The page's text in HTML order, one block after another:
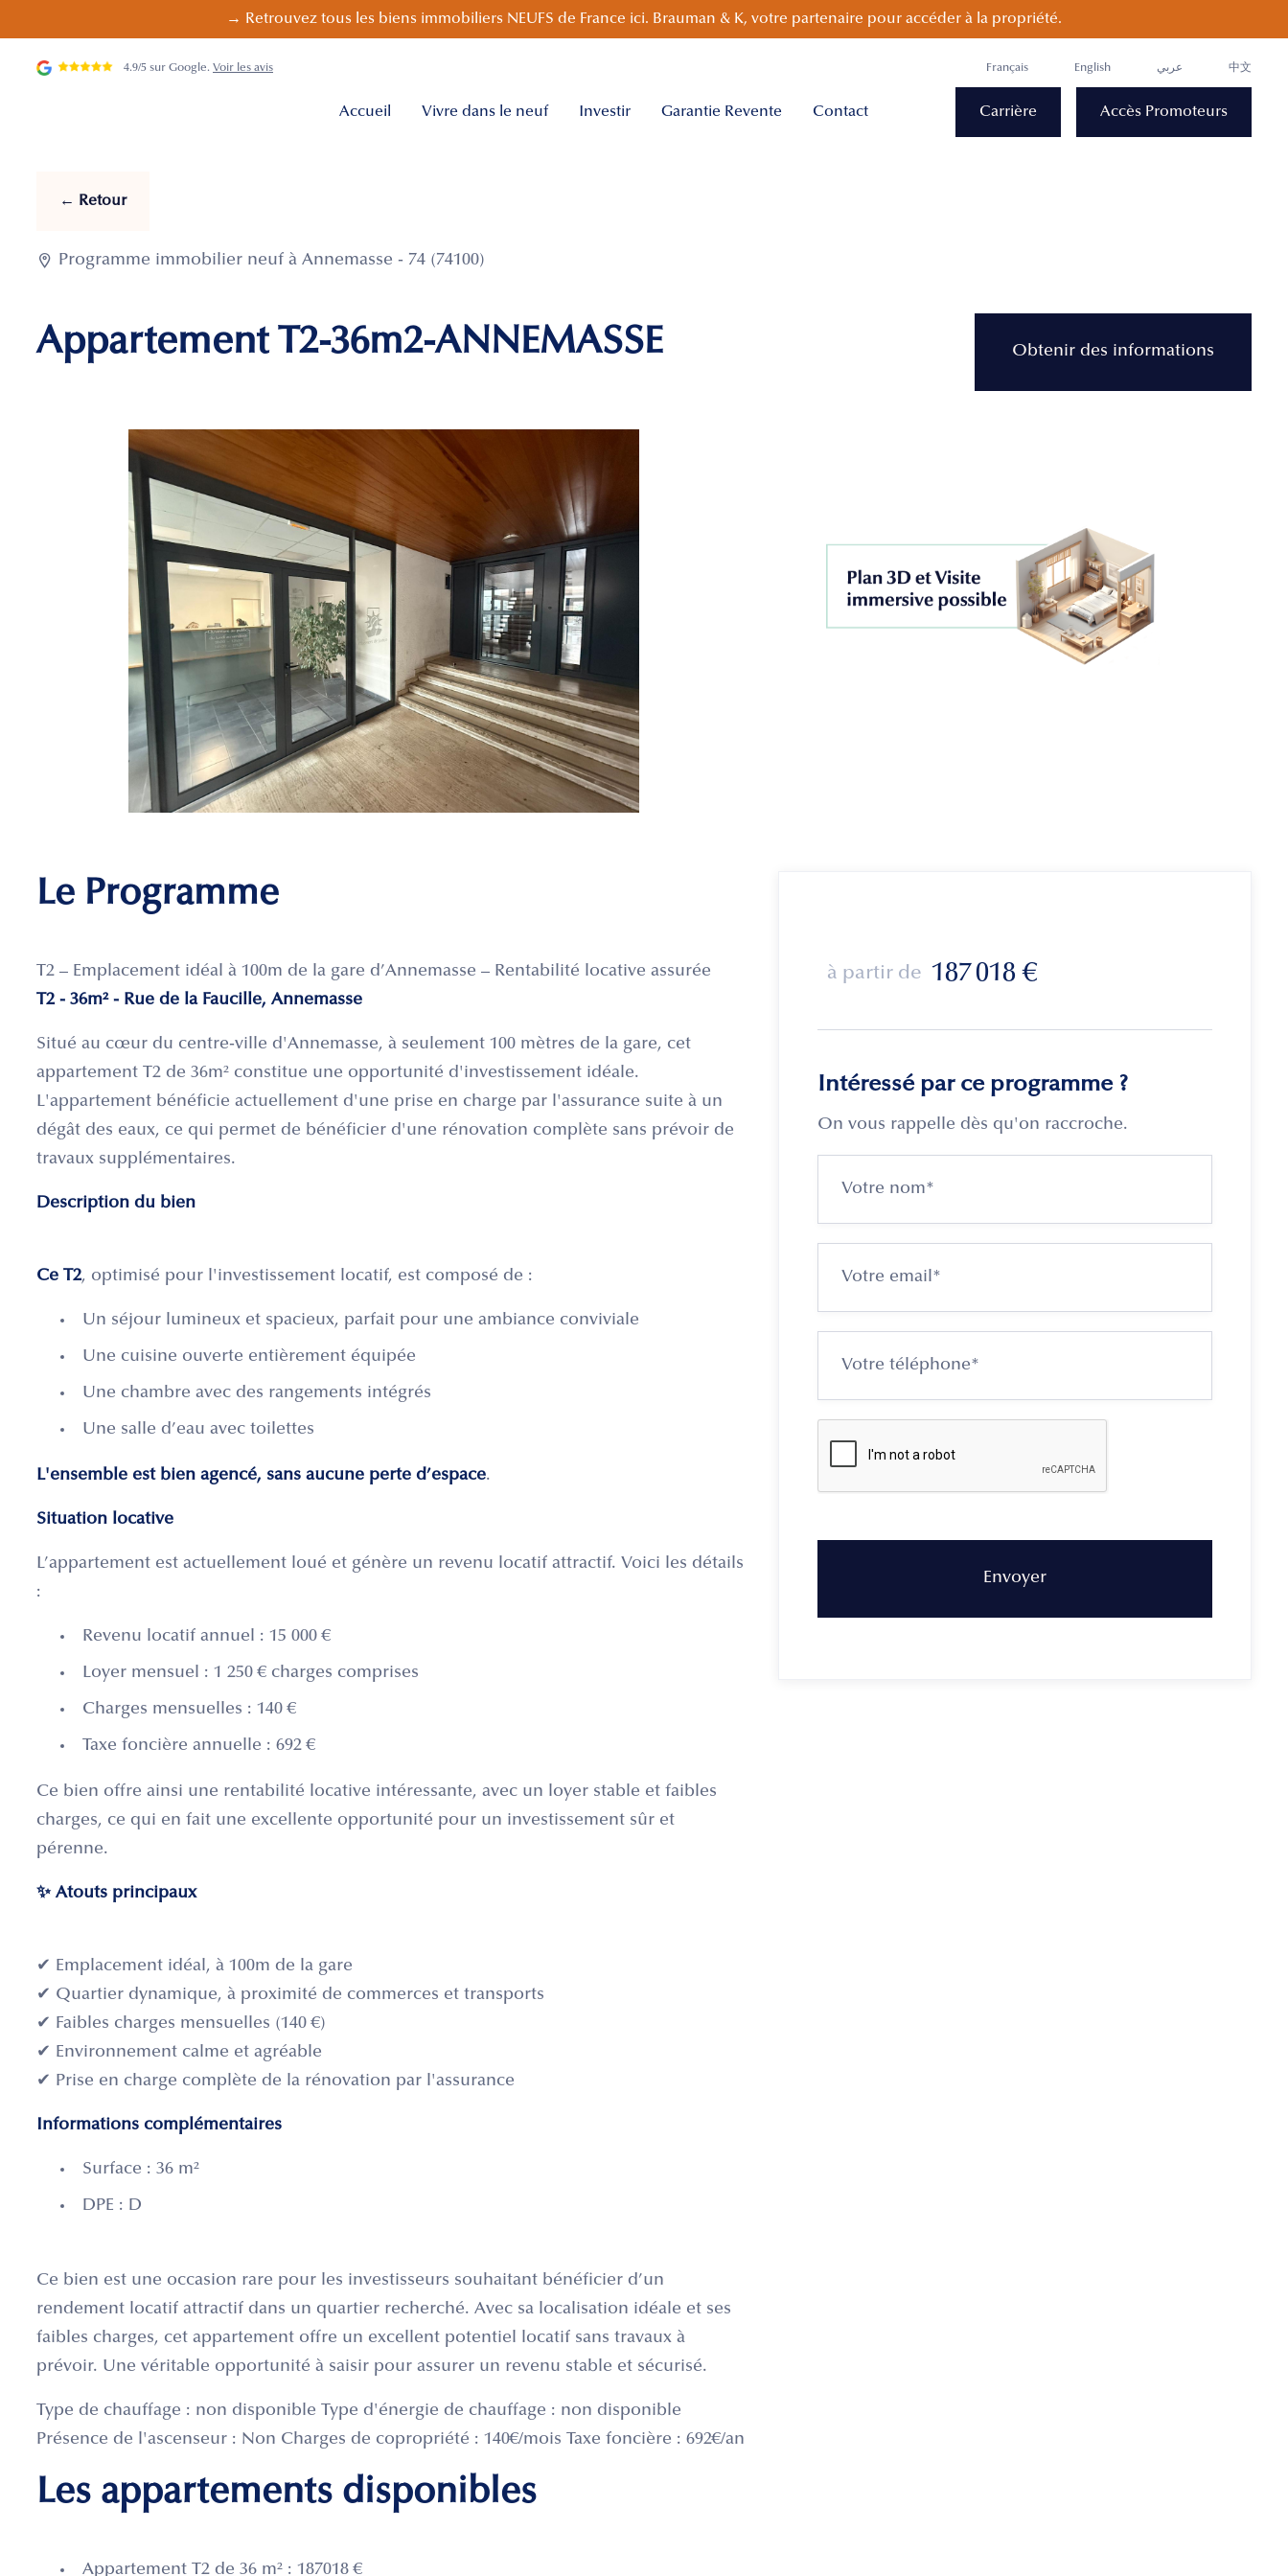
→ Retrouvez tous les biens immobiliers NEUFS de France ici. Brauman & K, votre partenaire pour accéder à la propriété.
4.9/5 sur Google. Voir les avis Français English عربي 中文
Accueil Vivre dans le neuf Investir Garantie Revente Contact Carrière Accès Promoteurs
← Retour
 Programme immobilier neuf à Annemasse - 74 (74100)
Appartement T2-36m2-ANNEMASSE Obtenir des informations
Le Programme
T2 – Emplacement idéal à 100m de la gare d’Annemasse – Rentabilité locative assurée
T2 - 36m² - Rue de la Faucille, Annemasse
Situé au cœur du centre-ville d'Annemasse, à seulement 100 mètres de la gare, cet
appartement T2 de 36m² constitue une opportunité d'investissement idéale.
L'appartement bénéficie actuellement d'une prise en charge par l'assurance suite à un
dégât des eaux, ce qui permet de bénéficier d'une rénovation complète sans prévoir de
travaux supplémentaires.
Description du bien
Ce T2, optimisé pour l'investissement locatif, est composé de :
Un séjour lumineux et spacieux, parfait pour une ambiance conviviale
Une cuisine ouverte entièrement équipée
Une chambre avec des rangements intégrés
Une salle d’eau avec toilettes
L'ensemble est bien agencé, sans aucune perte d’espace.
Situation locative
L’appartement est actuellement loué et génère un revenu locatif attractif. Voici les détails
:
Revenu locatif annuel : 15 000 €
Loyer mensuel : 1 250 € charges comprises
Charges mensuelles : 140 €
Taxe foncière annuelle : 692 €
Ce bien offre ainsi une rentabilité locative intéressante, avec un loyer stable et faibles
charges, ce qui en fait une excellente opportunité pour un investissement sûr et
pérenne.
✨ Atouts principaux
✔ Emplacement idéal, à 100m de la gare
✔ Quartier dynamique, à proximité de commerces et transports
✔ Faibles charges mensuelles (140 €)
✔ Environnement calme et agréable
✔ Prise en charge complète de la rénovation par l'assurance
Informations complémentaires
Surface : 36 m²
DPE : D
Ce bien est une occasion rare pour les investisseurs souhaitant bénéficier d’un
rendement locatif attractif dans un quartier recherché. Avec sa localisation idéale et ses
faibles charges, cet appartement offre un excellent potentiel locatif sans travaux à
prévoir. Une véritable opportunité à saisir pour assurer un revenu stable et sécurisé.
Type de chauffage : non disponible Type d'énergie de chauffage : non disponible
Présence de l'ascenseur : Non Charges de copropriété : 140€/mois Taxe foncière : 692€/an
Les appartements disponibles
Appartement T2 de 36 m² : 187018 €
à partir de 187 018 €
Intéressé par ce programme ?
On vous rappelle dès qu'on raccroche.